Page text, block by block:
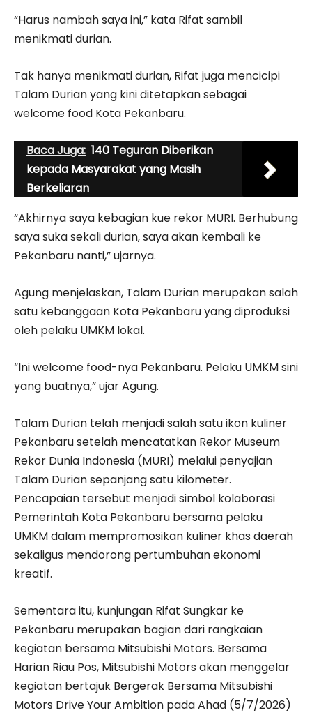
“Harus nambah saya ini,” kata Rifat sambil
menikmati durian.
Tak hanya menikmati durian, Rifat juga mencicipi
Talam Durian yang kini ditetapkan sebagai
welcome food Kota Pekanbaru.
Baca Juga: 140 Teguran Diberikan
kepada Masyarakat yang Masih
Berkeliaran
“Akhirnya saya kebagian kue rekor MURI. Berhubung
saya suka sekali durian, saya akan kembali ke
Pekanbaru nanti,” ujarnya.
Agung menjelaskan, Talam Durian merupakan salah
satu kebanggaan Kota Pekanbaru yang diproduksi
oleh pelaku UMKM lokal.
“Ini welcome food-nya Pekanbaru. Pelaku UMKM sini
yang buatnya,” ujar Agung.
Talam Durian telah menjadi salah satu ikon kuliner
Pekanbaru setelah mencatatkan Rekor Museum
Rekor Dunia Indonesia (MURI) melalui penyajian
Talam Durian sepanjang satu kilometer.
Pencapaian tersebut menjadi simbol kolaborasi
Pemerintah Kota Pekanbaru bersama pelaku
UMKM dalam mempromosikan kuliner khas daerah
sekaligus mendorong pertumbuhan ekonomi
kreatif.
Sementara itu, kunjungan Rifat Sungkar ke
Pekanbaru merupakan bagian dari rangkaian
kegiatan bersama Mitsubishi Motors. Bersama
Harian Riau Pos, Mitsubishi Motors akan menggelar
kegiatan bertajuk Bergerak Bersama Mitsubishi
Motors Drive Your Ambition pada Ahad (5/7/2026)